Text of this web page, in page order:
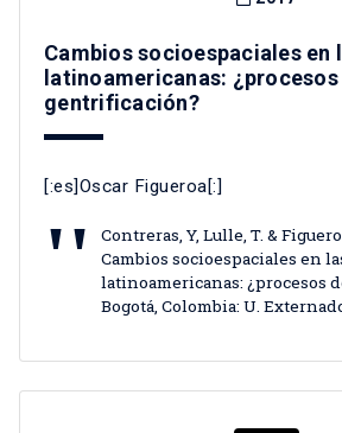
Cambios socioespaciales en
latinoamericanas: ¿procesos
gentrificación?
[:es]Oscar Figueroa[:]
Contreras, Y, Lulle, T. &
Cambios socioespaciales en
latinoamericanas: ¿procesos
Bogotá, Colombia: U.